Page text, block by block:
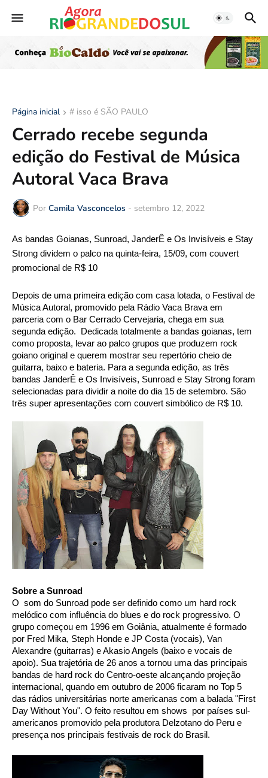
Página inicial # isso é SÃO PAULO
Cerrado recebe segunda
edição do Festival de Música
Autoral Vaca Brava
Por Camila Vasconcelos - setembro 12, 2022
As bandas Goianas, Sunroad, JanderÊ e Os Invisíveis e Stay
Strong dividem o palco na quinta-feira, 15/09, com couvert
promocional de R$ 10
Depois de uma primeira edição com casa lotada, o Festival de
Música Autoral, promovido pela Rádio Vaca Brava em
parceria com o Bar Cerrado Cervejaria, chega em sua
segunda edição.  Dedicada totalmente a bandas goianas, tem
como proposta, levar ao palco grupos que produzem rock
goiano original e querem mostrar seu repertório cheio de
guitarra, baixo e bateria. Para a segunda edição, as três
bandas JanderÊ e Os Invisíveis, Sunroad e Stay Strong foram
selecionadas para dividir a noite do dia 15 de setembro. São
três super apresentações com couvert simbólico de R$ 10.
Sobre a Sunroad
O  som do Sunroad pode ser definido como um hard rock
melódico com influência do blues e do rock progressivo. O
grupo começou em 1996 em Goiânia, atualmente é formado
por Fred Mika, Steph Honde e JP Costa (vocais), Van
Alexandre (guitarras) e Akasio Angels (baixo e vocais de
apoio). Sua trajetória de 26 anos a tornou uma das principais
bandas de hard rock do Centro-oeste alcançando projeção
internacional, quando em outubro de 2006 ficaram no Top 5
das rádios universitárias norte americanas com a balada "First
Day Without You". O feito resultou em shows  por países sul-
americanos promovido pela produtora Delzotano do Peru e
presença nos principais festivais de rock do Brasil.